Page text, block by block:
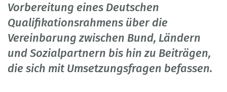
Vorbereitung eines Deutschen
Qualifikationsrahmens über die
Vereinbarung zwischen Bund, Ländern
und Sozialpartnern bis hin zu Beiträgen,
die sich mit Umsetzungsfragen befassen.